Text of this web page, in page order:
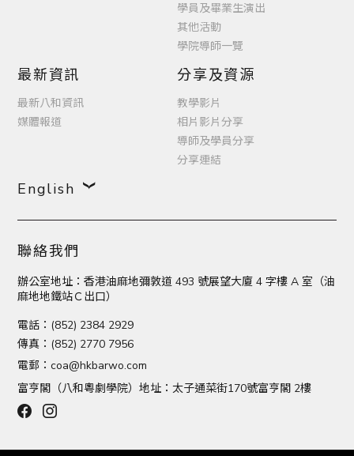
學員及畢業生演出
其他活動
學院導師一覽
最新資訊
最新八和資訊
媒體報道
分享及資源
教學影片
相片影片分享
導師及學員分享
分享連結
English
聯絡我們
辦公室地址：香港油麻地彌敦道 493 號展望大廈 4 字樓 A 室（油
麻地地鐵站Ｃ出口）
電話：(852) 2384 2929
傳真：(852) 2770 7956
電郵： coa@hkbarwo.com
富亨閣（八和粵劇學院）地址：太子通菜街170號富亨閣 2樓